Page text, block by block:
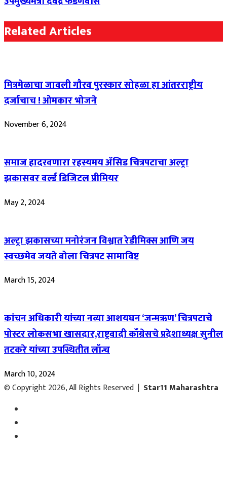
Related Articles
मित्रमेळाचा जावली गौरव पुरस्कार सोहळा हा आंतरराष्ट्रीय
दर्जाचाच ! ओमकार भोजने
November 6, 2024
समाज हादरवणारा रहस्यमय ॲसिड चित्रपटाचा अल्ट्रा
झकासवर वर्ल्ड डिजिटल प्रीमियर
May 2, 2024
अल्ट्रा झकासच्या मनोरंजन विश्वात रेडीमिक्स आणि जय
स्वच्छमेव जयते बोला चित्रपट सामाविष्ट
March 15, 2024
कांचन अधिकारी यांच्या नव्या आशयघन ‘जन्मऋण’ चित्रपटाचे
पोस्टर लोकसभा खासदार,राष्ट्रवादी काँग्रेसचे प्रदेशाध्यक्ष सुनील
तटकरे यांच्या उपस्थितीत लॉन्च
March 10, 2024
© Copyright 2026, All Rights Reserved | Star11 Maharashtra